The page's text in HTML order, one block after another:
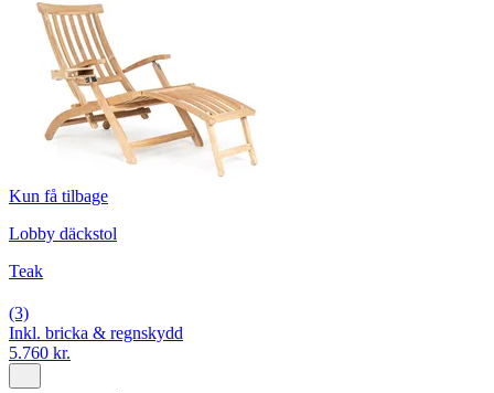
Kun få tilbage
Lobby däckstol
Teak
(3)
Inkl. bricka & regnskydd
5.760 kr.